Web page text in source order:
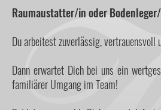
Raumaustatter/in oder
Du arbeitest zuverlässig, vertrauensvoll
Dann erwartet Dich bei uns ein
familiärer Umgang im Team!